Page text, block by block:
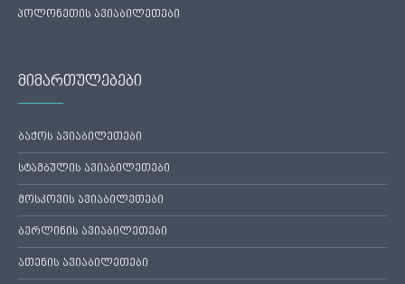
პოლონეთის ავიაბილეთები
მიმართულებები
ბაქოს ავიაბილეთები
სტამბულის ავიაბილეთები
მოსკოვის ავიაბილეთები
ბერლინის ავიაბილეთები
ათენის ავიაბილეთები